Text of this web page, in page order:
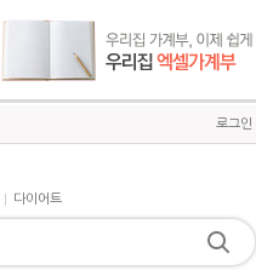
로그인
다이어트